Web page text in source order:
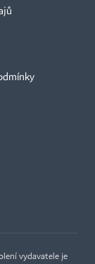
vydavatele je